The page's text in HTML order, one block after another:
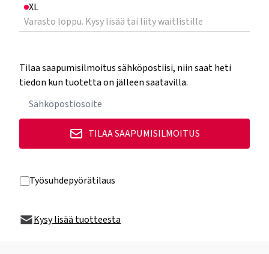
XL
Varasto loppu. Kysy lisää tai liity waitlistille
Tilaa saapumisilmoitus sähköpostiisi, niin saat heti
tiedon kun tuotetta on jälleen saatavilla.
TILAA SAAPUMISILMOITUS
Työsuhdepyörätilaus
Kysy lisää tuotteesta